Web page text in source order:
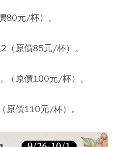
80元/杯）。
（原價85元/杯）。
（原價100元/杯）。
原價110元/杯）。